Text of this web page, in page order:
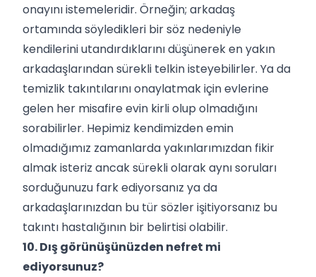
onayını istemeleridir. Örneğin; arkadaş
ortamında söyledikleri bir söz nedeniyle
kendilerini utandırdıklarını düşünerek en yakın
arkadaşlarından sürekli telkin isteyebilirler. Ya da
temizlik takıntılarını onaylatmak için evlerine
gelen her misafire evin kirli olup olmadığını
sorabilirler. Hepimiz kendimizden emin
olmadığımız zamanlarda yakınlarımızdan fikir
almak isteriz ancak sürekli olarak aynı soruları
sorduğunuzu fark ediyorsanız ya da
arkadaşlarınızdan bu tür sözler işitiyorsanız bu
takıntı hastalığının bir belirtisi olabilir.
10. Dış görünüşünüzden nefret mi
ediyorsunuz?